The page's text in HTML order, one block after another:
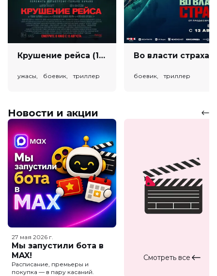
Крушение рейса (18+)
ужасы, боевик, триллер боевик, триллер
Новости и акции
27 мая 2026 г.
Мы запустили бота в
MAX!
Расписание, премьеры и
покупка — в пару касаний.
Смотреть все